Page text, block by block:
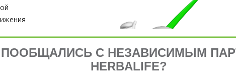
С НЕЗАВИСИМЫМ
HERBALIFE?